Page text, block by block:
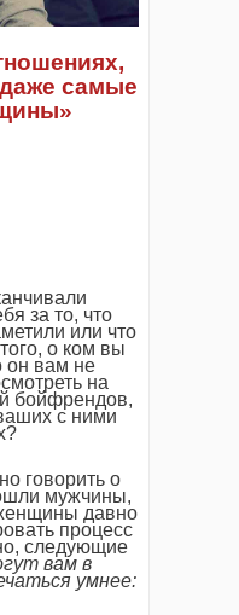
самые
»
за то, что
или что
о ком вы
он вам не
на
бойфрендов,
с ними
говорить о
мужчины,
давно
процесс
следующие
вам в
умнее: